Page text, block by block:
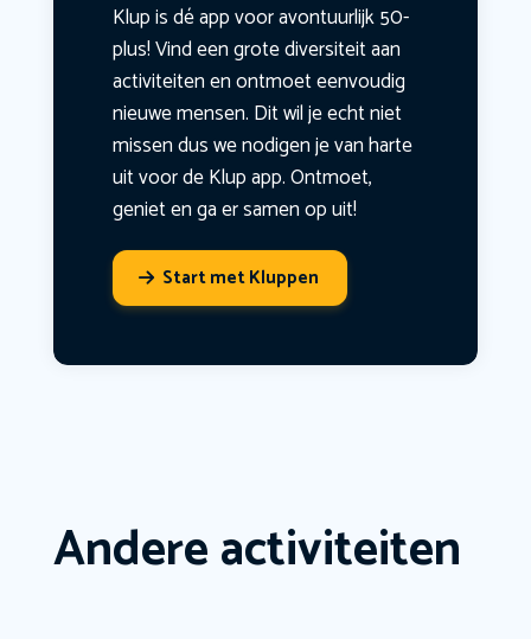
Klup is dé app voor avontuurlijk 50-
plus! Vind een grote diversiteit aan
activiteiten en ontmoet eenvoudig
nieuwe mensen. Dit wil je echt niet
missen dus we nodigen je van harte
uit voor de Klup app. Ontmoet,
geniet en ga er samen op uit!
Start met Kluppen
Andere activiteiten